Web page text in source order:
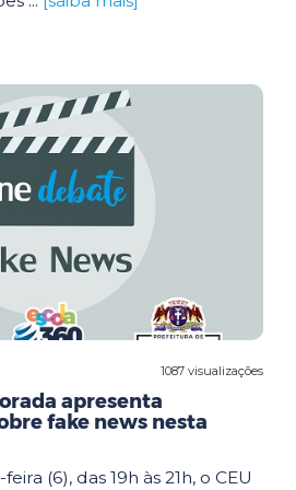
1087 visualizações
apresenta
fake news nesta
(6), das 19h às 21h, o CEU